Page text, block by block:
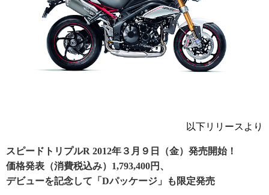
以下リリースより
スピードトリプルR 2012年３月９日（金）発売開始！
価格発表（消費税込み）1,793,400円、
デビューを記念して「Dパッケージ」も限定発売